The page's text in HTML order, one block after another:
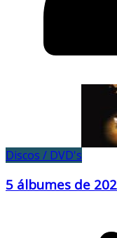
Discos / DVD's
5 álbumes de